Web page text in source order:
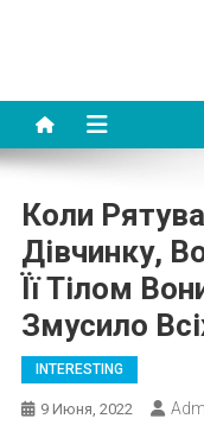
Коли
Дівчинку,
Її Тілом
Змусило
INTERESTING
9 Июня, 2022